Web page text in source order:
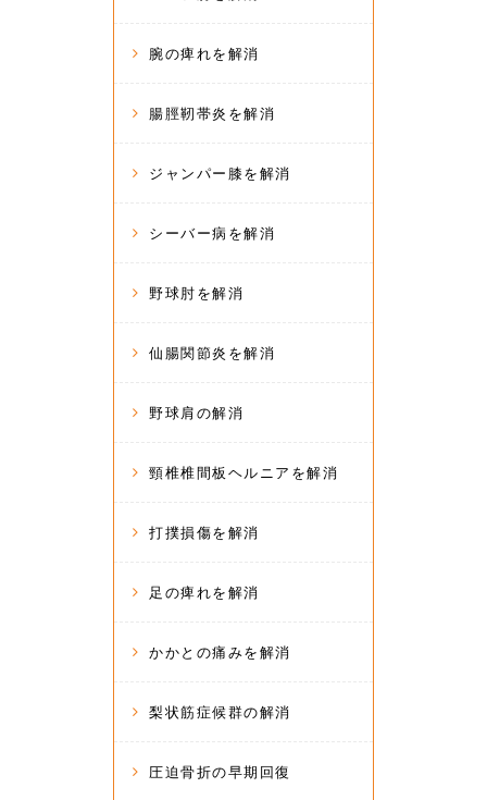
腕の痺れを解消
腸脛靭帯炎を解消
ジャンパー膝を解消
シーバー病を解消
野球肘を解消
仙腸関節炎を解消
野球肩の解消
頸椎椎間板ヘルニアを解消
打撲損傷を解消
足の痺れを解消
かかとの痛みを解消
梨状筋症候群の解消
圧迫骨折の早期回復